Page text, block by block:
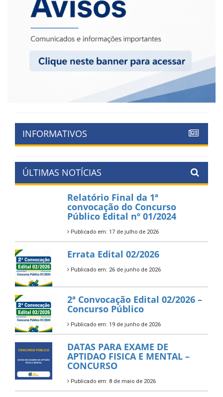
INFORMATIVOS
ÚLTIMAS NOTÍCIAS
Relatório Final da 1ª
convocação do Concurso
Público Edital nº 01/2024
Publicado em: 17 de julho de 2026
Errata Edital 02/2026
Publicado em: 26 de junho de 2026
2ª Convocação Edital 02/2026 –
Concurso Público
Publicado em: 19 de junho de 2026
DATAS PARA EXAME DE
APTIDAO FISICA E MENTAL –
CONCURSO
Publicado em: 8 de maio de 2026